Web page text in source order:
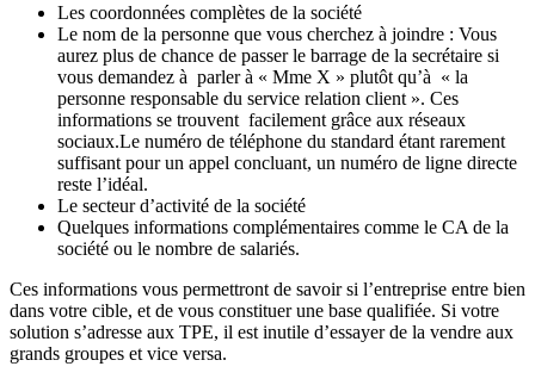
Les coordonnées complètes de la société
Le nom de la personne que vous cherchez à joindre : Vous
aurez plus de chance de passer le barrage de la secrétaire si
vous demandez à parler à « Mme X » plutôt qu’à « la
personne responsable du service relation client ». Ces
informations se trouvent facilement grâce aux réseaux
sociaux.Le numéro de téléphone du standard étant rarement
suffisant pour un appel concluant, un numéro de ligne directe
reste l’idéal.
Le secteur d’activité de la société
Quelques informations complémentaires comme le CA de la
société ou le nombre de salariés.
Ces informations vous permettront de savoir si l’entreprise entre bien
dans votre cible, et de vous constituer une base qualifiée. Si votre
solution s’adresse aux TPE, il est inutile d’essayer de la vendre aux
grands groupes et vice versa.